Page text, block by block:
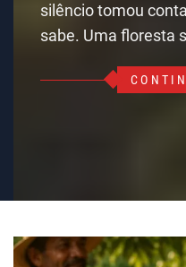
silêncio tomou
sabe. Uma floresta